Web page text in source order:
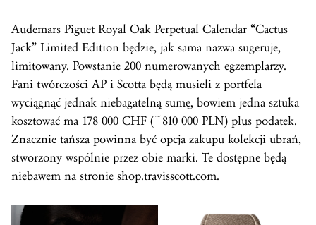
Audemars Piguet Royal Oak Perpetual Calendar “Cactus
Jack” Limited Edition będzie, jak sama nazwa sugeruje,
limitowany. Powstanie 200 numerowanych egzemplarzy.
Fani twórczości AP i Scotta będą musieli z portfela
wyciągnąć jednak niebagatelną sumę, bowiem jedna sztuka
kosztować ma 178 000 CHF (~810 000 PLN) plus podatek.
Znacznie tańsza powinna być opcja zakupu kolekcji ubrań,
stworzony wspólnie przez obie marki. Te dostępne będą
niebawem na stronie shop.travisscott.com.